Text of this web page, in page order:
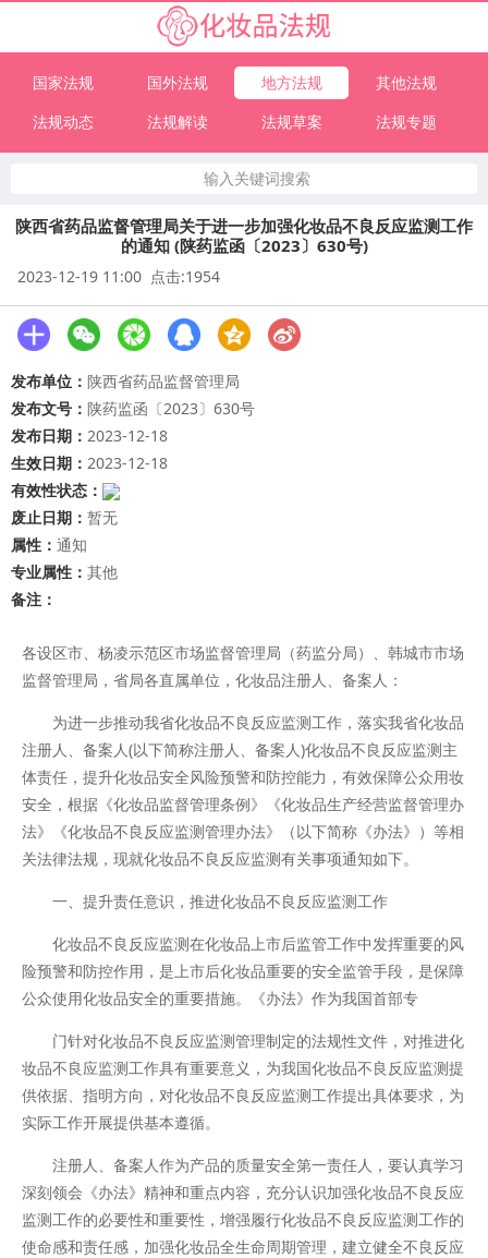
国家法规 国外法规 地方法规
其他法规
法规动态
法规解读 法规草案 法规专题
输入关键词搜索
陕西省药品监督管理局关于进一步加强化妆品不良反应监测工作
的通知 (陕药监函〔2023〕630号)
2023-12-19 11:00 点击:1954
发布单位： 陕西省药品监督管理局
发布文号： 陕药监函〔2023〕630号
发布日期： 2023-12-18
生效日期： 2023-12-18
有效性状态：
废止日期： 暂无
属性： 通知
专业属性： 其他
备注：
各设区市、杨凌示范区市场监督管理局（药监分局）、韩城市市场
监督管理局，省局各直属单位，化妆品注册人、备案人：
为进一步推动我省化妆品不良反应监测工作，落实我省化妆品
注册人、备案人(以下简称注册人、备案人)化妆品不良反应监测主
体责任，提升化妆品安全风险预警和防控能力，有效保障公众用妆
安全，根据《化妆品监督管理条例》《化妆品生产经营监督管理办
法》《化妆品不良反应监测管理办法》（以下简称《办法》）等相
关法律法规，现就化妆品不良反应监测有关事项通知如下。
一、提升责任意识，推进化妆品不良反应监测工作
化妆品不良反应监测在化妆品上市后监管工作中发挥重要的风
险预警和防控作用，是上市后化妆品重要的安全监管手段，是保障
公众使用化妆品安全的重要措施。《办法》作为我国首部专
门针对化妆品不良反应监测管理制定的法规性文件，对推进化
妆品不良应监测工作具有重要意义，为我国化妆品不良反应监测提
供依据、指明方向，对化妆品不良反应监测工作提出具体要求，为
实际工作开展提供基本遵循。
注册人、备案人作为产品的质量安全第一责任人，要认真学习
深刻领会《办法》精神和重点内容，充分认识加强化妆品不良反应
监测工作的必要性和重要性，增强履行化妆品不良反应监测工作的
使命感和责任感，加强化妆品全生命周期管理，建立健全不良反应